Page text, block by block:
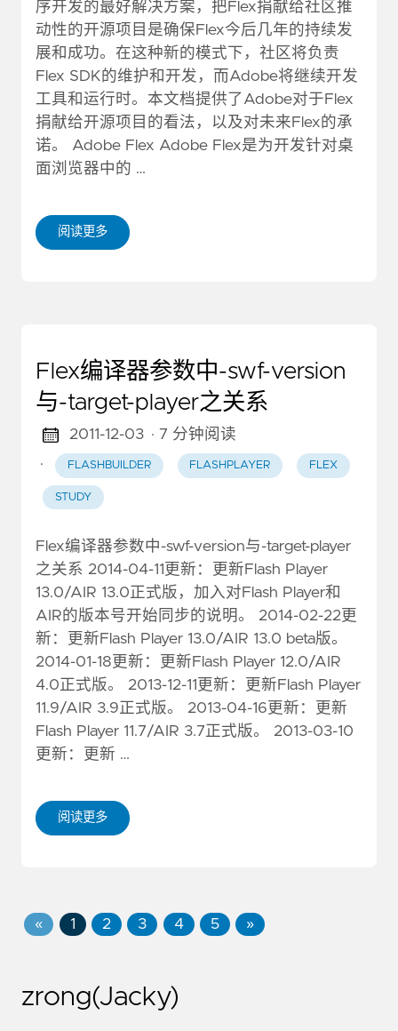
序开发的最好解决方案，把Flex捐献给社区推
动性的开源项目是确保Flex今后几年的持续发
展和成功。在这种新的模式下，社区将负责
Flex SDK的维护和开发，而Adobe将继续开发
工具和运行时。本文档提供了Adobe对于Flex
捐献给开源项目的看法，以及对未来Flex的承
诺。 Adobe Flex Adobe Flex是为开发针对桌
面浏览器中的 …
阅读更多
Flex编译器参数中-swf-version
与-target-player之关系
2011-12-03 · 7 分钟阅读
·
FLASHBUILDER FLASHPLAYER FLEX
STUDY
Flex编译器参数中-swf-version与-target-player
之关系 2014-04-11更新：更新Flash Player
13.0/AIR 13.0正式版，加入对Flash Player和
AIR的版本号开始同步的说明。 2014-02-22更
新：更新Flash Player 13.0/AIR 13.0 beta版。
2014-01-18更新：更新Flash Player 12.0/AIR
4.0正式版。 2013-12-11更新：更新Flash Player
11.9/AIR 3.9正式版。 2013-04-16更新：更新
Flash Player 11.7/AIR 3.7正式版。 2013-03-10
更新：更新 …
阅读更多
« 1 2 3 4 5 »
zrong(Jacky)